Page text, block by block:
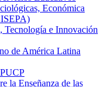
Económica
Tecnología e Innovación
de América Latina
la Enseñanza de las